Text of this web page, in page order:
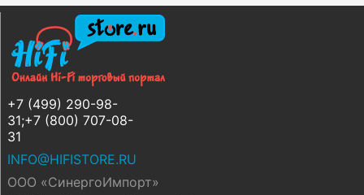
+7 (499) 290-98-
31;+7 (800) 707-08-
31
INFO@HIFISTORE.RU
ООО «СинергоИмпорт»